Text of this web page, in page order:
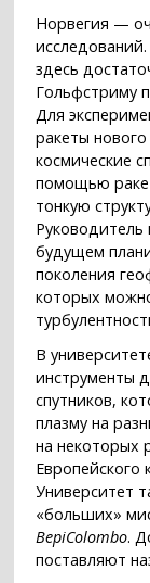
Норвегия —
здесь
Гольфстриму
Для
ракеты
космические
помощью
тонкую
Руководитель
будущем
поколения
которых
В
инструменты
спутников,
плазму на
на некоторых
Европейского
Университет
«больших»
BepiColombo.
поставляют